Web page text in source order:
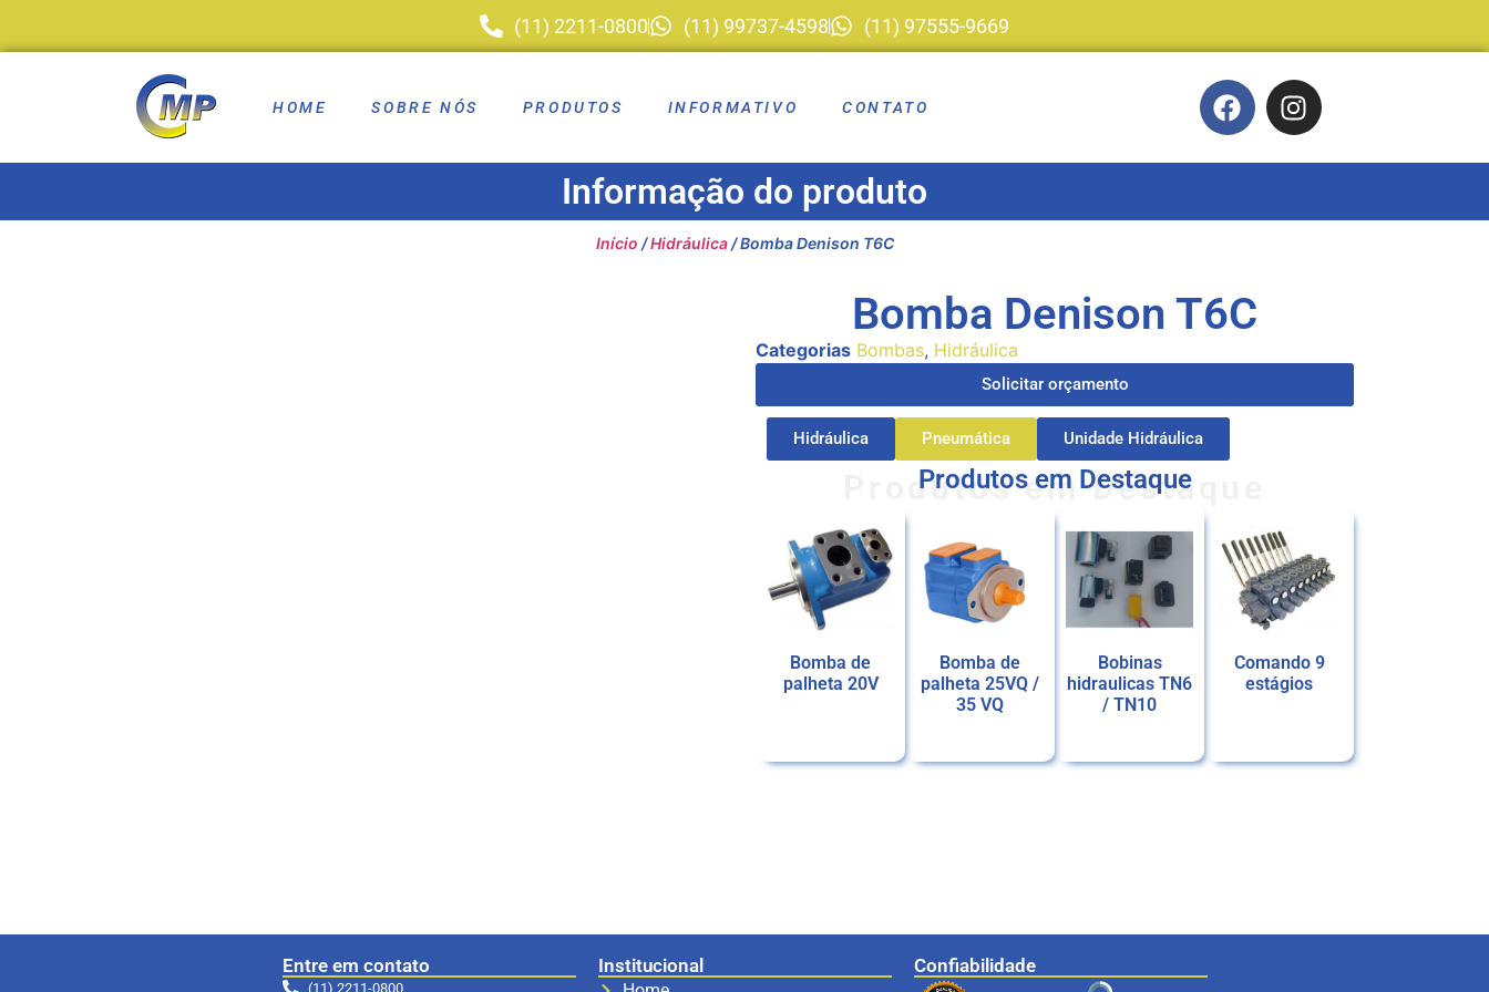
(11) 2211-0800 (11) 99737-4598 (11) 97555-9669
HOME SOBRE NÓS PRODUTOS INFORMATIVO CONTATO
Informação do produto
Início /Hidráulica/ Bomba Denison T6C
Bomba Denison T6C
Categorias Bombas, Hidráulica
Solicitar orçamento
Hidráulica Pneumática Unidade Hidráulica
Produtos em Destaque
Produtos em Destaque
Bomba de
palheta 20V
Bomba de
palheta 25VQ /
35 VQ
Bobinas
hidraulicas TN6
/ TN10
Comando 9
estágios
Entre em contato
(11) 2211-0800
Institucional Confiabilidade